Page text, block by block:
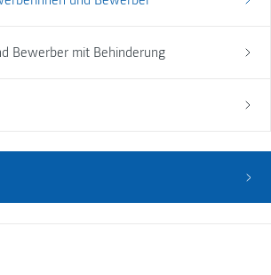
Bewerber mit Behinderung